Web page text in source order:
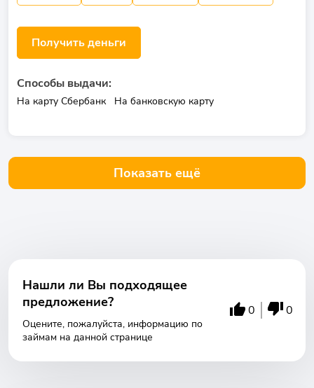
Получить деньги
Способы выдачи:
На карту Сбербанк На банковскую карту
Показать ещё
Нашли ли Вы подходящее
предложение?
Оцените, пожалуйста, информацию по
займам на данной странице
0 0